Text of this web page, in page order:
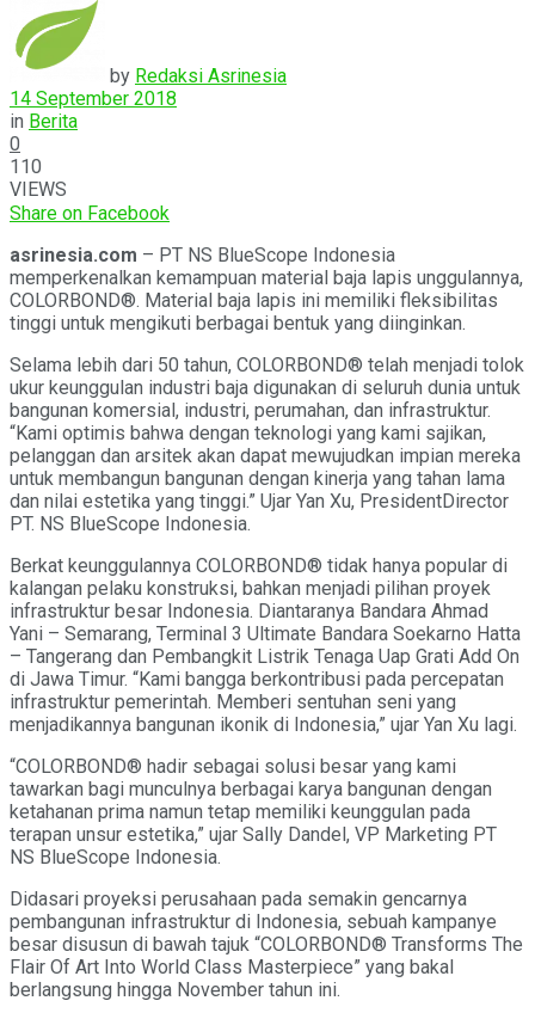
by Redaksi Asrinesia
14 September 2018
in Berita
0
110
VIEWS
Share on Facebook
asrinesia.com – PT NS BlueScope Indonesia
memperkenalkan kemampuan material baja lapis unggulannya,
COLORBOND®. Material baja lapis ini memiliki fleksibilitas
tinggi untuk mengikuti berbagai bentuk yang diinginkan.
Selama lebih dari 50 tahun, COLORBOND® telah menjadi tolok
ukur keunggulan industri baja digunakan di seluruh dunia untuk
bangunan komersial, industri, perumahan, dan infrastruktur.
“Kami optimis bahwa dengan teknologi yang kami sajikan,
pelanggan dan arsitek akan dapat mewujudkan impian mereka
untuk membangun bangunan dengan kinerja yang tahan lama
dan nilai estetika yang tinggi.” Ujar Yan Xu, PresidentDirector
PT. NS BlueScope Indonesia.
Berkat keunggulannya COLORBOND® tidak hanya popular di
kalangan pelaku konstruksi, bahkan menjadi pilihan proyek
infrastruktur besar Indonesia. Diantaranya Bandara Ahmad
Yani – Semarang, Terminal 3 Ultimate Bandara Soekarno Hatta
– Tangerang dan Pembangkit Listrik Tenaga Uap Grati Add On
di Jawa Timur. “Kami bangga berkontribusi pada percepatan
infrastruktur pemerintah. Memberi sentuhan seni yang
menjadikannya bangunan ikonik di Indonesia,” ujar Yan Xu lagi.
“COLORBOND® hadir sebagai solusi besar yang kami
tawarkan bagi munculnya berbagai karya bangunan dengan
ketahanan prima namun tetap memiliki keunggulan pada
terapan unsur estetika,” ujar Sally Dandel, VP Marketing PT
NS BlueScope Indonesia.
Didasari proyeksi perusahaan pada semakin gencarnya
pembangunan infrastruktur di Indonesia, sebuah kampanye
besar disusun di bawah tajuk “COLORBOND® Transforms The
Flair Of Art Into World Class Masterpiece” yang bakal
berlangsung hingga November tahun ini.